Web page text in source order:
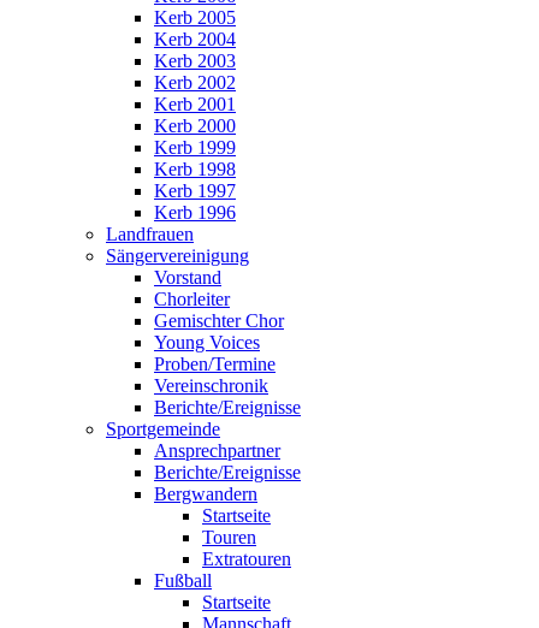
Kerb 2005
Kerb 2004
Kerb 2003
Kerb 2002
Kerb 2001
Kerb 2000
Kerb 1999
Kerb 1998
Kerb 1997
Kerb 1996
Landfrauen
Sängervereinigung
Vorstand
Chorleiter
Gemischter Chor
Young Voices
Proben/Termine
Vereinschronik
Berichte/Ereignisse
Sportgemeinde
Ansprechpartner
Berichte/Ereignisse
Bergwandern
Startseite
Touren
Extratouren
Fußball
Startseite